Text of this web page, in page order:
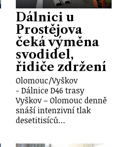
Dálnici u
Prostějova
čeká výměna
svodidel,
řidiče zdržení
Olomouc/Vyškov
- Dálnice D46 trasy
Vyškov – Olomouc denně
snáší intenzivní tlak
desetitisíců…